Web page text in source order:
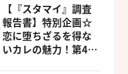
【『スタマイ』調査
報告書】特別企画☆
恋に堕ちざるを得な
いカレの魅力！第4